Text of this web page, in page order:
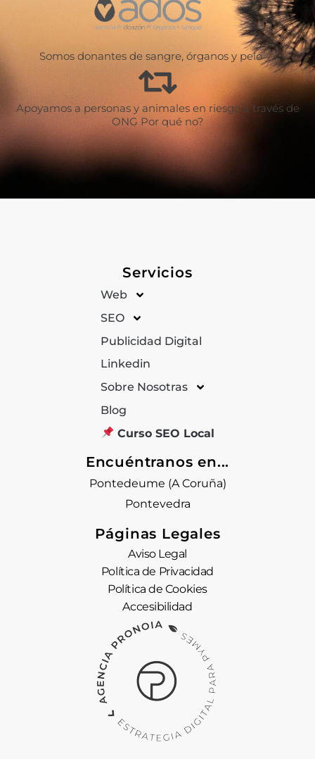
Somos donantes de sangre, órganos y pelo
Apoyamos a personas y animales en riesgo a través de
ONG Por qué no?
Servicios
Web
SEO
Publicidad Digital
Linkedin
Sobre Nosotras
Blog
Curso SEO Local
Encuéntranos en...
Pontedeume (A Coruña)
Pontevedra
Páginas Legales
Aviso Legal
Política de Privacidad
Política de Cookies
Accesibilidad